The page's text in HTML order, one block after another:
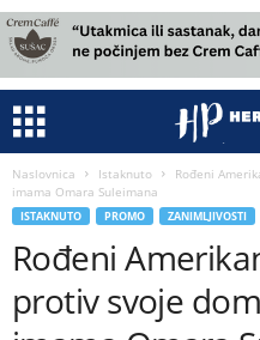
Naslovnica Istaknuto
Rođeni
imama Omara Suleimana
ISTAKNUTO PROMO ZANIMLJIVOSTI
Rođeni
protiv svoje